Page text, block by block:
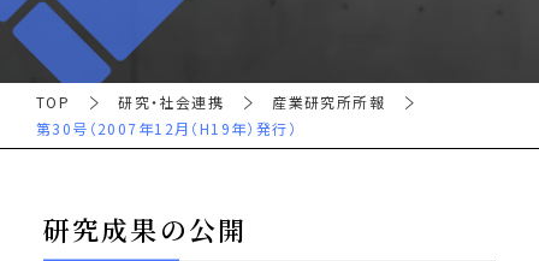
TOP 研究・社会連携
産業研究所所報
第30号（2007年12月（H19年）発行）
研究成果の公開